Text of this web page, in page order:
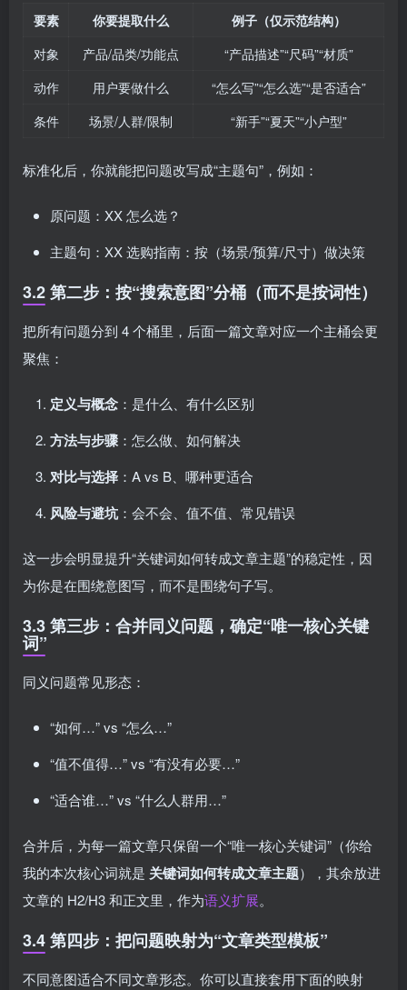
要素 你要提取什么
例子（仅示范结构）
对象
产品/品类/功能点
“产品描述”“尺码”“材质”
动作
用户要做什么
“怎么写”“怎么选”“是否适合”
条件
场景/人群/限制 “新手”“夏天”“小户型”
标准化后，你就能把问题改写成“主题句”，例如：
原问题：XX 怎么选？
主题句：XX 选购指南：按（场景/预算/尺寸）做决策
3.2 第二步：按“搜索意图”分桶（而不是按词性）
把所有问题分到 4 个桶里，后面一篇文章对应一个主桶会更
聚焦：
定义与概念 ：是什么、有什么区别
方法与步骤 ：怎么做、如何解决
对比与选择 ：A vs B、哪种更适合
风险与避坑：会不会、值不值、常见错误
这一步会明显提升“关键词如何转成文章主题”的稳定性，因
为你是在围绕意图写，而不是围绕句子写。
3.3 第三步：合并同义问题，确定“唯一核心关键
词”
同义问题常见形态：
“如何…” vs “怎么…”
“值不值得…” vs “有没有必要…”
“适合谁…” vs “什么人群用…”
合并后，为每一篇文章只保留一个“唯一核心关键词”（你给
我的本次核心词就是 关键词如何转成文章主题），其余放进
文章的 H2/H3 和正文里，作为语义扩展。
3.4 第四步：把问题映射为“文章类型模板”
不同意图适合不同文章形态。你可以直接套用下面的映射